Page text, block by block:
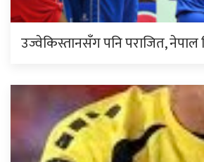
उज्वेकिस्तानसँग पनि पराजित, नेपाल